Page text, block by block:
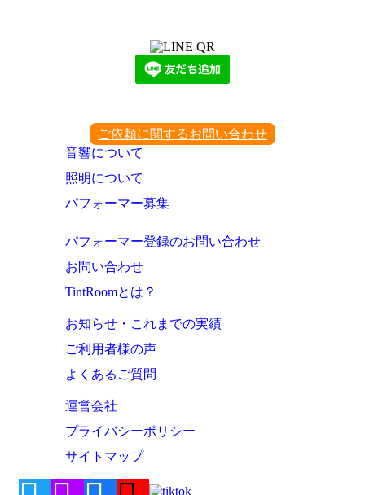
ご依頼に関するお問い合わせ
音響について
照明について
パフォーマー募集
パフォーマー登録のお問い合わせ
お問い合わせ
TintRoomとは？
お知らせ・これまでの実績
ご利用者様の声
よくあるご質問
運営会社
プライバシーポリシー
サイトマップ